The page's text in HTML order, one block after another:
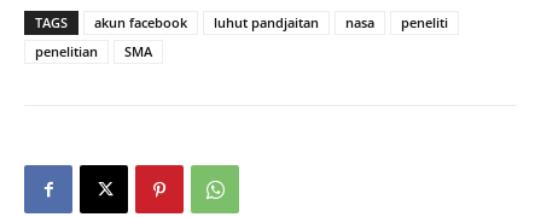
TAGS akun facebook luhut pandjaitan nasa
peneliti
penelitian
SMA